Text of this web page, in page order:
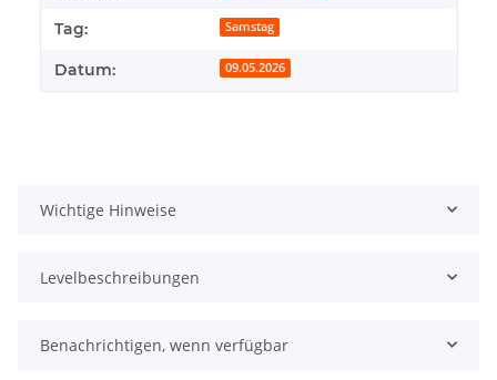
Tag: Samstag
Datum: 09.05.2026
Wichtige Hinweise
Levelbeschreibungen
Benachrichtigen, wenn verfügbar